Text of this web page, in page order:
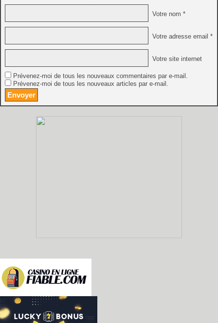
Votre nom *
Votre adresse email *
Votre site internet
Prévenez-moi de tous les nouveaux commentaires par e-mail.
Prévenez-moi de tous les nouveaux articles par e-mail.